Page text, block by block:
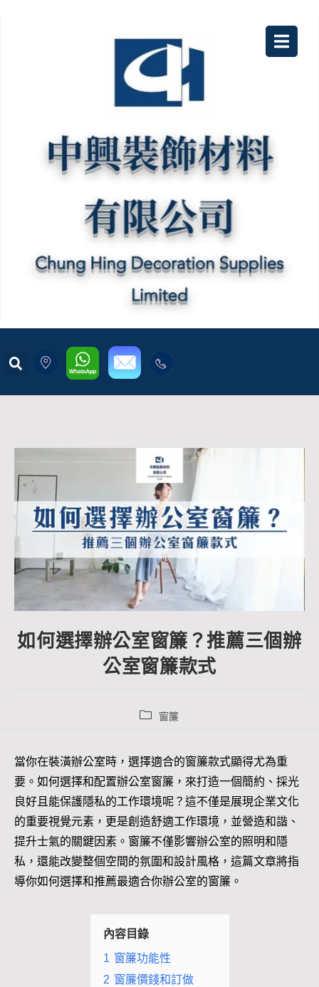
如何選擇辦公室窗簾？推薦三個辦
公室窗簾款式
窗簾
當你在裝潢辦公室時，選擇適合的窗簾款式顯得尤為重
要。如何選擇和配置辦公室窗簾，來打造一個簡約、採光
良好且能保護隱私的工作環境呢？這不僅是展現企業文化
的重要視覺元素，更是創造舒適工作環境，並營造和諧、
提升士氣的關鍵因素。窗簾不僅影響辦公室的照明和隱
私，還能改變整個空間的氛圍和設計風格，這篇文章將指
導你如何選擇和推薦最適合你辦公室的窗簾。
內容目錄
1 窗簾功能性
2 窗簾價錢和訂做